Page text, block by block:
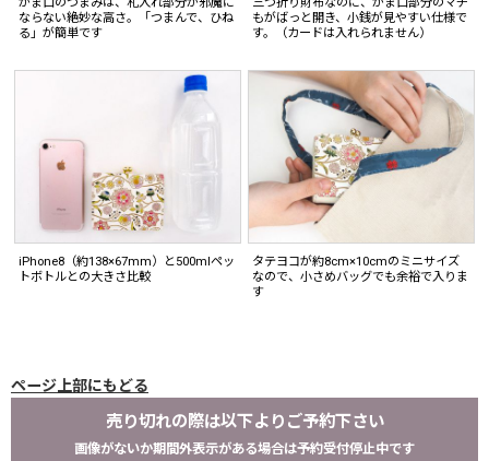
ならない絶妙な高さ。「つまんで、ひね
る」が簡単です
もがばっと開き、小銭が見やすい仕様で
す。（カードは入れられません）
iPhone8（約138×67mm）と500mlペッ
トボトルとの大きさ比較
タテヨコが約8cm×10cmのミニサイズ
なので、小さめバッグでも余裕で入りま
す
ページ上部にもどる
売り切れの際は以下よりご予約下さい
画像がないか期間外表示がある場合は予約受付停止中です